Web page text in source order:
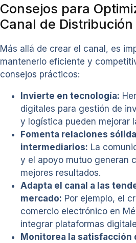
Consejos para
Canal de Distribución
Más allá de crear el canal, es
mantenerlo eficiente y
consejos prácticos:
Invierte en tecnología:
digitales para gestión de
y logística pueden mejorar
Fomenta relaciones
intermediarios: La
y el apoyo mutuo generan
mejores resultados.
Adapta el canal a las
mercado: Por ejemplo, el
comercio electrónico en
integrar plataformas
Monitorea la satisfacción